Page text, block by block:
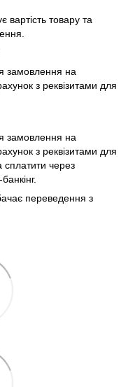
вартість товару та
замовлення на
з реквізитами для
замовлення на
з реквізитами для
через
переведення з